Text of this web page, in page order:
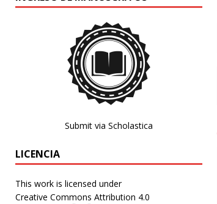
Submit via Scholastica
LICENCIA
This work is licensed under
Creative Commons Attribution 4.0